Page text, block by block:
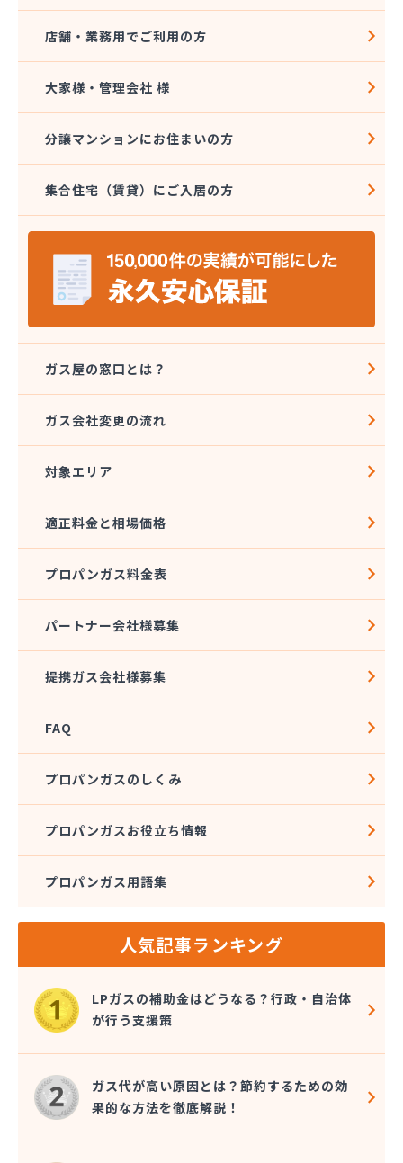
店舗・業務用でご利用の方
大家様・管理会社 様
分譲マンションにお住まいの方
集合住宅（賃貸）にご入居の方
ガス屋の窓口とは？
ガス会社変更の流れ
対象エリア
適正料金と相場価格
プロパンガス料金表
パートナー会社様募集
提携ガス会社様募集
FAQ
プロパンガスのしくみ
プロパンガスお役立ち情報
プロパンガス用語集
人気記事ランキング
LPガスの補助金はどうなる？行政・自治体
が行う支援策
ガス代が高い原因とは？節約するための効
果的な方法を徹底解説！